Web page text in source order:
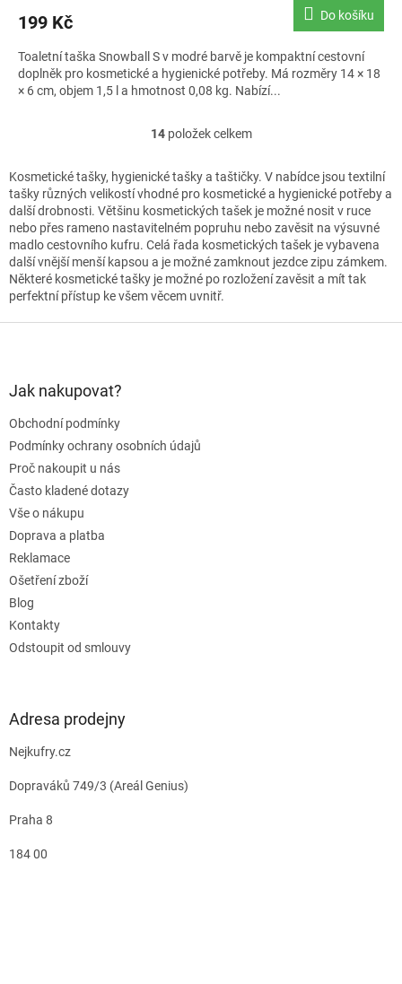
199 Kč Do košíku
Toaletní taška Snowball S v modré barvě je kompaktní cestovní
doplněk pro kosmetické a hygienické potřeby. Má rozměry 14 × 18
× 6 cm, objem 1,5 l a hmotnost 0,08 kg. Nabízí...
O
l
á
d
a
c
í
p
r
k
u
14položek celkem
Kosmetické tašky, hygienické tašky a taštičky. V nabídce jsou textilní
tašky různých velikostí vhodné pro kosmetické a hygienické potřeby a
další drobnosti. Většinu kosmetických tašek je možné nosit v ruce
nebo přes rameno nastavitelném popruhu nebo zavěsit na výsuvné
madlo cestovního kufru. Celá řada kosmetických tašek je vybavena
další vnější menší kapsou a je možné zamknout jezdce zipu zámkem.
Některé kosmetické tašky je možné po rozložení zavěsit a mít tak
perfektní přístup ke všem věcem uvnitř.
Jak nakupovat?
Obchodní podmínky
Podmínky ochrany osobních údajů
Proč nakoupit u nás
Často kladené dotazy
Vše o nákupu
Doprava a platba
Reklamace
Ošetření zboží
Blog
Kontakty
Odstoupit od smlouvy
Adresa prodejny
Nejkufry.cz
Dopraváků 749/3 (Areál Genius)
Praha 8
184 00